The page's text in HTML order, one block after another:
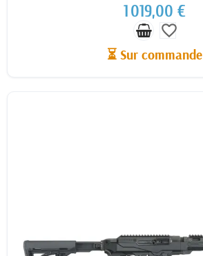
1 019,00 €
favorite_border
⏳ Sur commande